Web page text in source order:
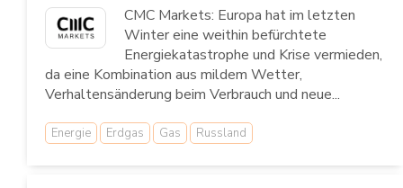
CMC Markets: Europa hat im letzten
Winter eine weithin befürchtete
Energiekatastrophe und Krise vermieden,
da eine Kombination aus mildem Wetter,
Verhaltensänderung beim Verbrauch und neue...
Energie Erdgas Gas Russland